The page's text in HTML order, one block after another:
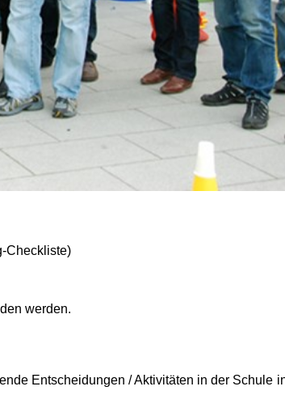
Checkliste)
werden.
Entscheidungen / Aktivitäten in der Schule